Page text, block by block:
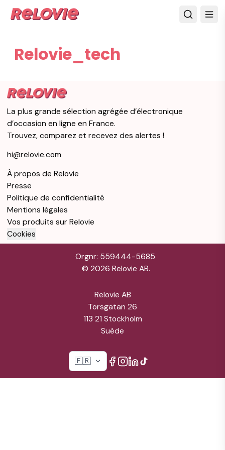
Relovie_tech
La plus grande sélection agrégée d’électronique
d’occasion en ligne en France.
Trouvez, comparez et recevez des alertes !
hi@relovie.com
À propos de Relovie
Presse
Politique de confidentialité
Mentions légales
Vos produits sur Relovie
Cookies
Orgnr: 559444-5685
© 2026 Relovie AB.
Relovie AB
Torsgatan 26
113 21 Stockholm
Suède
🇫🇷